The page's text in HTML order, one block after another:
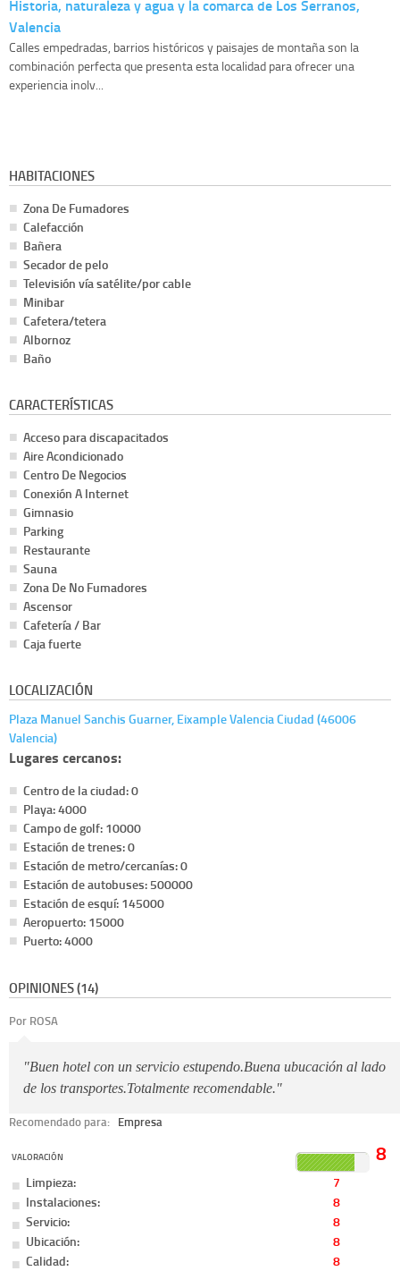
Historia, naturaleza y agua y la comarca de Los Serranos,
Valencia
Calles empedradas, barrios históricos y paisajes de montaña son la
combinación perfecta que presenta esta localidad para ofrecer una
experiencia inolv...
HABITACIONES
Zona De Fumadores
Calefacción
Bañera
Secador de pelo
Televisión vía satélite/por cable
Minibar
Cafetera/tetera
Albornoz
Baño
CARACTERÍSTICAS
Acceso para discapacitados
Aire Acondicionado
Centro De Negocios
Conexión A Internet
Gimnasio
Parking
Restaurante
Sauna
Zona De No Fumadores
Ascensor
Cafetería / Bar
Caja fuerte
LOCALIZACIÓN
Plaza Manuel Sanchis Guarner, Eixample Valencia Ciudad (46006
Valencia)
Lugares cercanos:
Centro de la ciudad: 0
Playa: 4000
Campo de golf: 10000
Estación de trenes: 0
Estación de metro/cercanías: 0
Estación de autobuses: 500000
Estación de esquí: 145000
Aeropuerto: 15000
Puerto: 4000
OPINIONES (14)
Por ROSA
"Buen hotel con un servicio estupendo.Buena ubucación al lado
de los transportes.Totalmente recomendable."
Recomendado para: Empresa
VALORACIÓN 8
Limpieza:
7
Instalaciones:
8
Servicio:
8
Ubicación:
8
Calidad:
8